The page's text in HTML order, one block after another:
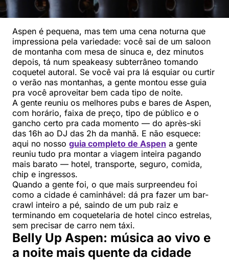
Aspen é pequena, mas tem uma cena noturna que
impressiona pela variedade: você sai de um saloon
de montanha com mesa de sinuca e, dez minutos
depois, tá num speakeasy subterrâneo tomando
coquetel autoral. Se você vai pra lá esquiar ou curtir
o verão nas montanhas, a gente montou esse guia
pra você aproveitar bem cada tipo de noite.
A gente reuniu os melhores pubs e bares de Aspen,
com horário, faixa de preço, tipo de público e o
gancho certo pra cada momento — do après-ski
das 16h ao DJ das 2h da manhã. E não esquece:
aqui no nosso guia completo de Aspen a gente
reuniu tudo pra montar a viagem inteira pagando
mais barato — hotel, transporte, seguro, comida,
chip e ingressos.
Quando a gente foi, o que mais surpreendeu foi
como a cidade é caminhável: dá pra fazer um bar-
crawl inteiro a pé, saindo de um pub raiz e
terminando em coquetelaria de hotel cinco estrelas,
sem precisar de carro nem táxi.
Belly Up Aspen: música ao vivo e
a noite mais quente da cidade